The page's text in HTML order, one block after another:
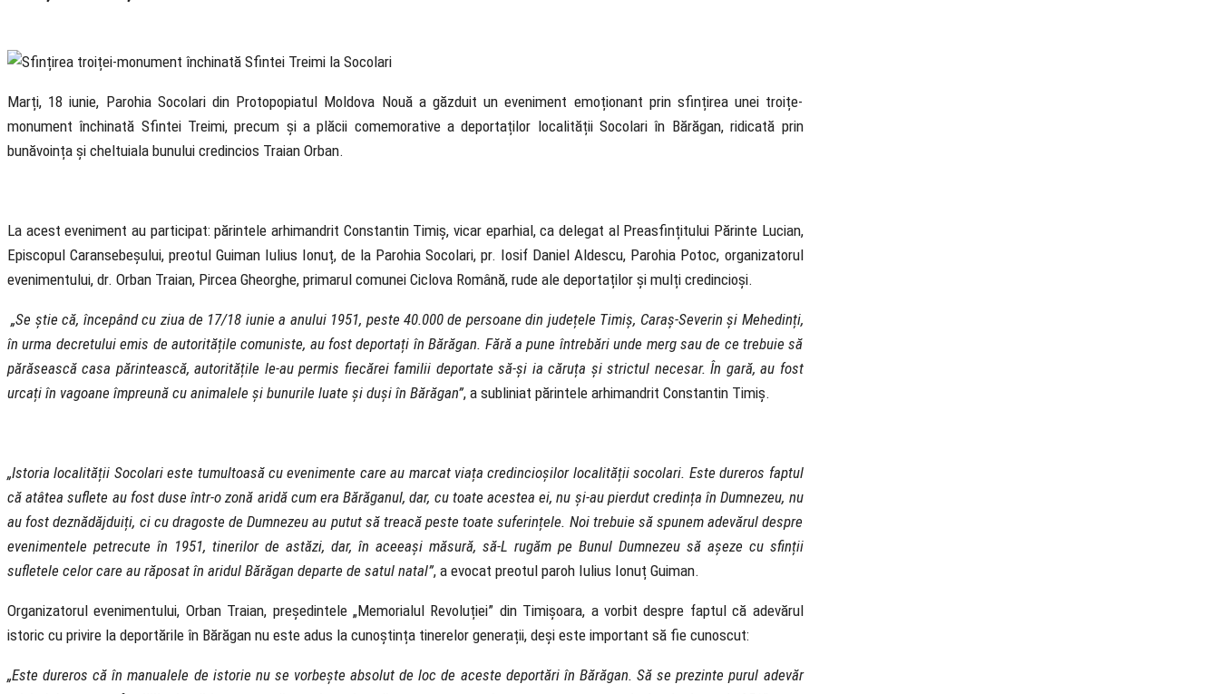
Marți, 18 iunie, Parohia Socolari din Protopopiatul Moldova Nouă a găzduit un eveniment emoționant prin sfințirea unei troițe-
monument închinată Sfintei Treimi, precum și a plăcii comemorative a deportaților localității Socolari în Bărăgan, ridicată prin
bunăvoința și cheltuiala bunului credincios Traian Orban.
La acest eveniment au participat: părintele arhimandrit Constantin Timiș, vicar eparhial, ca delegat al Preasfințitului Părinte Lucian,
Episcopul Caransebeșului, preotul Guiman Iulius Ionuț, de la Parohia Socolari, pr. Iosif Daniel Aldescu, Parohia Potoc, organizatorul
evenimentului, dr. Orban Traian, Pircea Gheorghe, primarul comunei Ciclova Română, rude ale deportaților și mulți credincioși.
„Se știe că, începând cu ziua de 17/18 iunie a anului 1951, peste 40.000 de persoane din județele Timiș, Caraș-Severin și Mehedinți,
în urma decretului emis de autoritățile comuniste, au fost deportați în Bărăgan. Fără a pune întrebări unde merg sau de ce trebuie să
părăsească casa părintească, autoritățile le-au permis fiecărei familii deportate să-și ia căruța și strictul necesar. În gară, au fost
urcați în vagoane împreună cu animalele și bunurile luate și duși în Bărăgan”, a subliniat părintele arhimandrit Constantin Timiș.
„Istoria localității Socolari este tumultoasă cu evenimente care au marcat viața credincioșilor localității socolari. Este dureros faptul
că atâtea suflete au fost duse într-o zonă aridă cum era Bărăganul, dar, cu toate acestea ei, nu și-au pierdut credința în Dumnezeu, nu
au fost deznădăjduiți, ci cu dragoste de Dumnezeu au putut să treacă peste toate suferințele. Noi trebuie să spunem adevărul despre
evenimentele petrecute în 1951, tinerilor de astăzi, dar, în aceeași măsură, să-L rugăm pe Bunul Dumnezeu să așeze cu sfinții
sufletele celor care au răposat în aridul Bărăgan departe de satul natal”, a evocat preotul paroh Iulius Ionuț Guiman.
Organizatorul evenimentului, Orban Traian, președintele „Memorialul Revoluției” din Timișoara, a vorbit despre faptul că adevărul
istoric cu privire la deportările în Bărăgan nu este adus la cunoștința tinerelor generații, deși este important să fie cunoscut:
„Este dureros că în manualele de istorie nu se vorbește absolut de loc de aceste deportări în Bărăgan. Să se prezinte purul adevăr